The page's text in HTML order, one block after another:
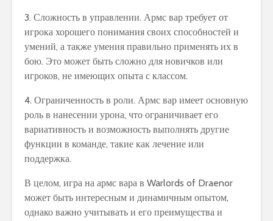
3. Сложность в управлении. Армс вар требует от
игрока хорошего понимания своих способностей и
умений, а также умения правильно применять их в
бою. Это может быть сложно для новичков или
игроков, не имеющих опыта с классом.
4. Ограниченность в роли. Армс вар имеет основную
роль в нанесении урона, что ограничивает его
вариативность и возможность выполнять другие
функции в команде, такие как лечение или
поддержка.
В целом, игра на армс вара в Warlords of Draenor
может быть интересным и динамичным опытом,
однако важно учитывать и его преимущества и